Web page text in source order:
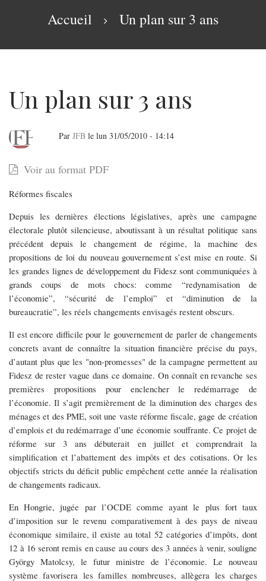
d'ArianeAccueil Un plan sur 3 ans
Un plan sur 3 ans
Un
plan
sur
3
ans
Par JFB le lun 31/05/2010 - 14:14
Voir au format PDF
Réformes fiscales
Depuis les dernières élections législatives, après une campagne
électorale plutôt silencieuse, aboutissant à un résultat politique sans
précédent depuis le changement de régime, la machine des
propositions de loi du nouveau gouvernement s’est mise en route. Si
les grandes lignes de développement du Fidesz sont communiquées à
grands coups de mots chocs: comme “redynamisation de
l’économie”, “sécurité de l’emploi” et “diminution de la
bureaucratie”, les réels changements envisagés restent obscurs.
Il est encore difficile pour le gouvernement de parler de changements
concrets avant de connaître la situation financière précise du pays,
d’autant plus que les "non-promesses" de la campagne permettent au
Fidesz de rester vague dans ce domaine. On connaît en revanche ses
premières propositions pour enclencher le redémarrage de
l’économie. Il s’agit premièrement de la diminution des charges des
ménages et des PME, soit une vaste réforme fiscale, gage de création
d’emplois et du redémarrage d’une économie souffrante. Ce projet de
réforme sur 3 ans débuterait en juillet et comprendrait la
simplification et l’abattement des impôts et des cotisations. Or les
objectifs stricts du déficit public empêchent cette année la réalisation
de changements radicaux.
En Hongrie, jugée par l’OCDE comme ayant le plus fort taux
d’imposition sur le revenu comparativement à des pays de niveau
économique similaire, il existe au total 52 catégories d’impôts, dont
12 à 16 seront remis en cause au cours des 3 années à venir, souligne
György Matolcsy, le futur ministre de l’économie. Le nouveau
système favorisera les familles nombreuses, allègera les charges